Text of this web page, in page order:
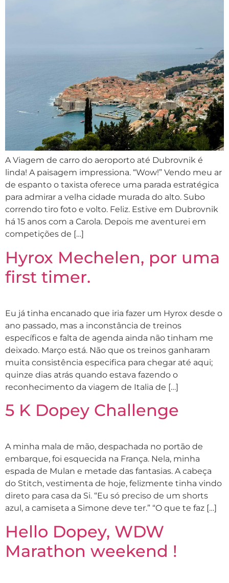
A Viagem de carro do aeroporto até Dubrovnik é
linda! A paisagem impressiona. “Wow!” Vendo meu ar
de espanto o taxista oferece uma parada estratégica
para admirar a velha cidade murada do alto. Subo
correndo tiro foto e volto. Feliz. Estive em Dubrovnik
há 15 anos com a Carola. Depois me aventurei em
competições de […]
Hyrox Mechelen, por uma
first timer.
Eu já tinha encanado que iria fazer um Hyrox desde o
ano passado, mas a inconstância de treinos
específicos e falta de agenda ainda não tinham me
deixado. Março está. Não que os treinos ganharam
muita consistência especifica para chegar até aqui;
quinze dias atrás quando estava fazendo o
reconhecimento da viagem de Italia de […]
5 K Dopey Challenge
A minha mala de mão, despachada no portão de
embarque, foi esquecida na França. Nela, minha
espada de Mulan e metade das fantasias. A cabeça
do Stitch, vestimenta de hoje, felizmente tinha vindo
direto para casa da Si. “Eu só preciso de um shorts
azul, a camiseta a Simone deve ter.” “O que te faz […]
Hello Dopey, WDW
Marathon weekend !